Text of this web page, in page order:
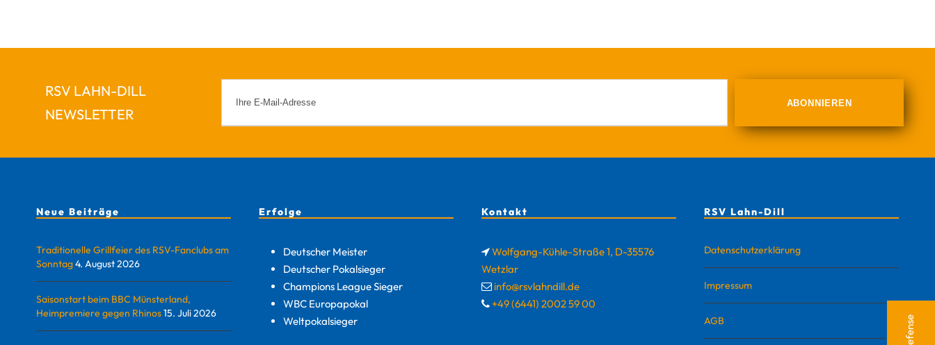
RSV LAHN-DILL
NEWSLETTER
Neue Beiträge
Traditionelle Grillfeier des RSV-Fanclubs am
Sonntag4. August 2026
Saisonstart beim BBC Münsterland,
Heimpremiere gegen Rhinos15. Juli 2026
Erfolge
Deutscher Meister
Deutscher Pokalsieger
Champions League Sieger
WBC Europapokal
Weltpokalsieger
Kontakt
Wolfgang-Kühle-Straße 1, D-35576
Wetzlar
info@rsvlahndill.de
+49 (6441) 2002 59 00
RSV Lahn-Dill
Datenschutzerklärung
Impressum
AGB